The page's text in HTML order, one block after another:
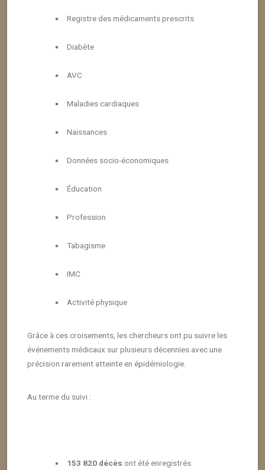
Registre des médicaments prescrits
Diabète
AVC
Maladies cardiaques
Naissances
Données socio-économiques
Éducation
Profession
Tabagisme
IMC
Activité physique
Grâce à ces croisements, les chercheurs ont pu suivre les
événements médicaux sur plusieurs décennies avec une
précision rarement atteinte en épidémiologie.
Au terme du suivi :
153 820 décès ont été enregistrés